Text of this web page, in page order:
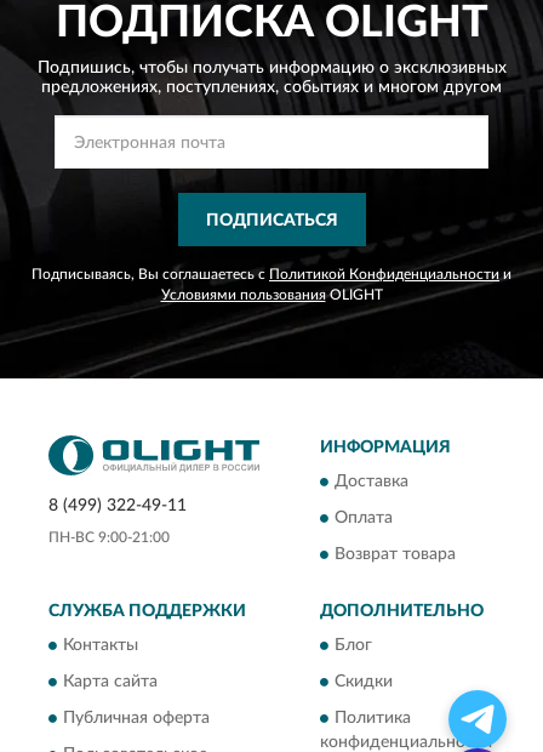
ПОДПИСКАOLIGHT
Подпишись, чтобы получать информацию о эксклюзивных
предложениях, поступлениях, событиях и многом другом
ПОДПИСАТЬСЯ
Подписываясь, Вы соглашаетесь с Политикой Конфиденциальности и
Условиями пользованияOLIGHT
8 (499) 322-49-11
ПН-ВС 9:00-21:00
ИНФОРМАЦИЯ
Доставка
Оплата
Возврат товара
СЛУЖБА ПОДДЕРЖКИ
Контакты
Карта сайта
Публичная оферта
ДОПОЛНИТЕЛЬНО
Блог
Скидки
Политика
конфиденциальности